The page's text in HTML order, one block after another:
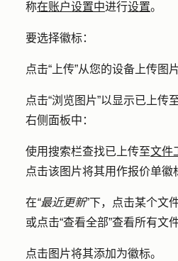
称在账户设置中进行设置。
要选择徽标：
点击“上传”从您的设备上传图片
点击“浏览图片”以显示已上传
右侧面板中：
使用搜索栏查找已上传至文件
点击该 图片将其用作报价单徽
在“最近更新”下，点击某个文
或点击“查看全部”查看所有文件
点击 图片将其添加为徽标。